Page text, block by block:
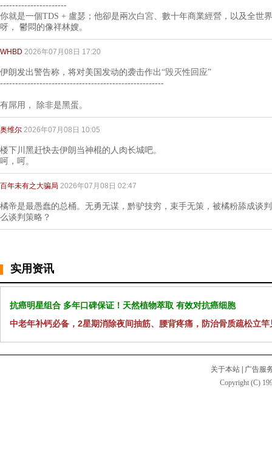
----------------------
你就是一個TDS + 盧瑟；他卻是兩次白宮、數十年商業經營，以及全世
呀， 鬱悶的像祥林嫂。
WHBD 2026年07月08日 17:20
伊朗发出警告称，将对美国发动的袭击作出“毁灭性回应”
------------------------------------------------------
有屌用， 除非是黑蛋。
奥维尔 2026年07月08日 10:05
楼下川黑赶快去伊朗当神棍的人肉长城吧。
呵，呵。
百年未有之大骗局 2026年07月08日 02:47
橘帝是最愚蠢的总桶。无勇无谋，黔驴技穷，束手无策，被橘粉舔成谈
么谈判策略？
实用资讯
抗癌明星组合 多年口碑保证！天然植物萃取 有效对抗癌细胞
中老年补钙必备，2星期消除夜间抽筋、腰背疼痛，防治骨质疏松立竿
关于本站
广告服
Copyright (C)